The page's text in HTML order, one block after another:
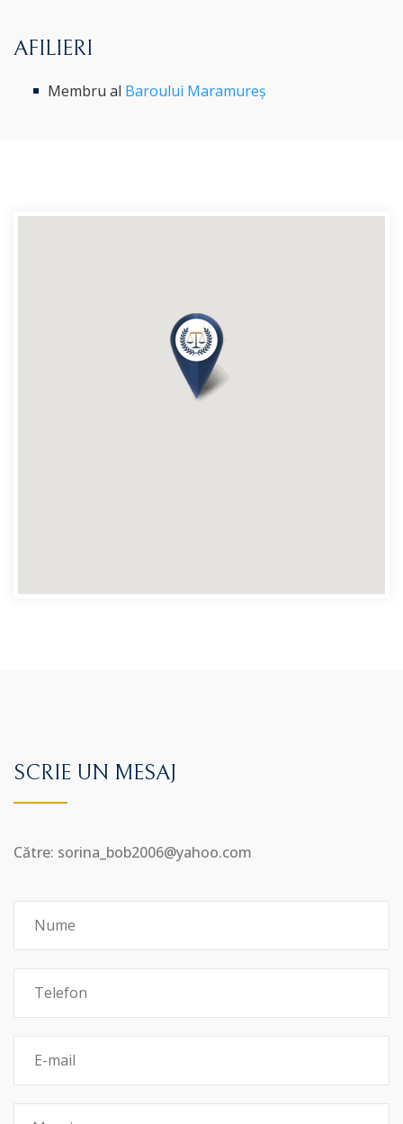
AFILIERI
Membru al Baroului Maramureș
SCRIE UN MESAJ
Către: sorina_bob2006@yahoo.com